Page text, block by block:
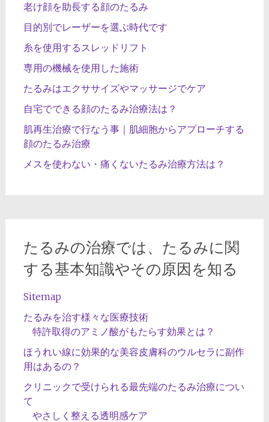
老け顔を助長する顔のたるみ
目的別でレーザーを選ぶ時代です
糸を使用するスレッドリフト
専用の機械を使用した施術
たるみはエクササイズやマッサージでケア
自宅でできる顔のたるみ治療法は？
肌再生治療で行なう事｜肌細胞からアプローチする
顔のたるみ治療
メスを使わない・痛くないたるみ治療方法は？
たるみの治療では、たるみに関
する基本知識やその原因を知る
Sitemap
たるみを治す様々な医療技術
特許取得のアミノ酸がもたらす効果とは？
ほうれい線に効果的な美容皮膚科のウルセラに副作
用はあるの？
クリニックで受けられる最先端のたるみ治療につい
て
やさしく整える透明感ケア